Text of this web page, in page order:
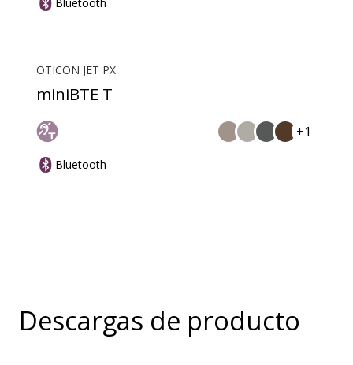
OTICON JET PX
miniBTE T
+1
Bluetooth
Descargas de producto